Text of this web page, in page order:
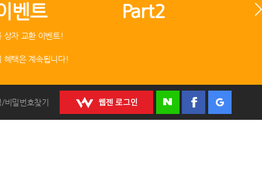
이벤트 Part2
상자 교환 이벤트!
혜택은 계속됩니다!
/비밀번호찾기
운영정책